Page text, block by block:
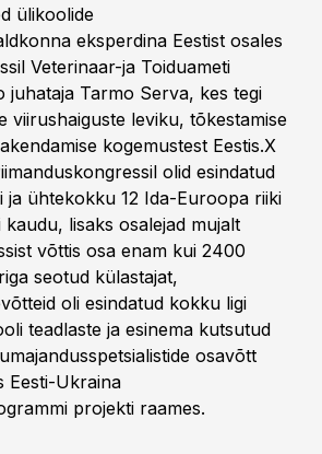
ülikoolide
eksperdina Eestist osales
Veterinaar-ja Toiduameti
juhataja Tarmo Serva, kes tegi
viirushaiguste leviku, tõkestamise
kogemustest Eestis.X
olid esindatud
ja ühtekokku 12 Ida-Euroopa riiki
lisaks osalejad mujalt
võttis osa enam kui 2400
seotud külastajat,
oli esindatud kokku ligi
teadlaste ja esinema kutsutud
osavõtt
Eesti-Ukraina
projekti raames.